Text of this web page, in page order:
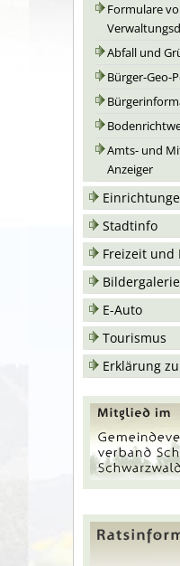
Formulare
Abfall und
Bürger-Geo-
Amts- und
Anzeiger
Stadtinfo
Freizeit und
E-Auto
Tourismus
Erklärung